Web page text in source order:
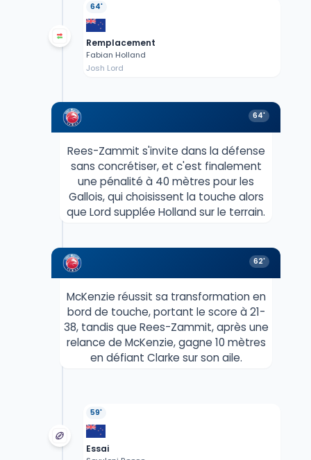
64'
Remplacement
Fabian Holland
Josh Lord
64'
Rees-Zammit s'invite dans la défense
sans concrétiser, et c'est finalement
une pénalité à 40 mètres pour les
Gallois, qui choisissent la touche alors
que Lord supplée Holland sur le terrain.
62'
McKenzie réussit sa transformation en
bord de touche, portant le score à 21-
38, tandis que Rees-Zammit, après une
relance de McKenzie, gagne 10 mètres
en défiant Clarke sur son aile.
59'
Essai